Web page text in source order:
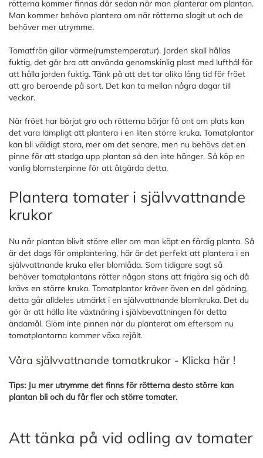
rötterna kommer finnas där sedan när man planterar om plantan.
Man kommer behöva plantera om när rötterna slagit ut och de
behöver mer utrymme.
Tomatfrön gillar värme(rumstemperatur). Jorden skall hållas
fuktig, det går bra att använda genomskinlig plast med lufthål för
att hålla jorden fuktig. Tänk på att det tar olika lång tid för fröet
att gro beroende på sort. Det kan ta mellan några dagar till
veckor.
När fröet har börjat gro och rötterna börjar få ont om plats kan
det vara lämpligt att plantera i en liten större kruka. Tomatplantor
kan bli väldigt stora, mer om det senare, men nu behövs det en
pinne för att stadga upp plantan så den inte hänger. Så köp en
vanlig blomsterpinne för att åtgärda detta.
Plantera tomater i självvattnande
krukor
Nu när plantan blivit större eller om man köpt en färdig planta. Så
är det dags för omplantering, här är det perfekt att plantera i en
självvattnande kruka eller blomlåda. Som tidigare sagt så
behöver tomatplantans rötter någon stans att frigöra sig och då
krävs en större kruka. Tomatplantor kräver även en del gödning,
detta går alldeles utmärkt i en självvattnande blomkruka. Det du
gör är att hälla lite växtnäring i självbevattningen för detta
ändamål. Glöm inte pinnen när du planterat om eftersom nu
tomatplantorna kommer växa rejält.
Våra självvattnande tomatkrukor - Klicka här !
Tips: Ju mer utrymme det finns för rötterna desto större kan
plantan bli och du får fler och större tomater.
Att tänka på vid odling av tomater